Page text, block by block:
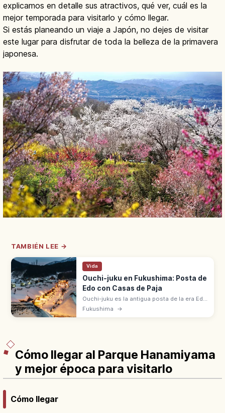
explicamos en detalle sus atractivos, qué ver, cuál es la
mejor temporada para visitarlo y cómo llegar.
Si estás planeando un viaje a Japón, no dejes de visitar
este lugar para disfrutar de toda la belleza de la primavera
japonesa.
TAMBIÉN LEE →
Vida
Ouchi-juku en Fukushima: Posta de
Edo con Casas de Paja
Ouchi-juku es la antigua posta de la era Edo
en Minamiaizu (Fukushima), con casas de
Fukushima →
Cómo llegar al Parque Hanamiyama
y mejor época para visitarlo
Cómo llegar